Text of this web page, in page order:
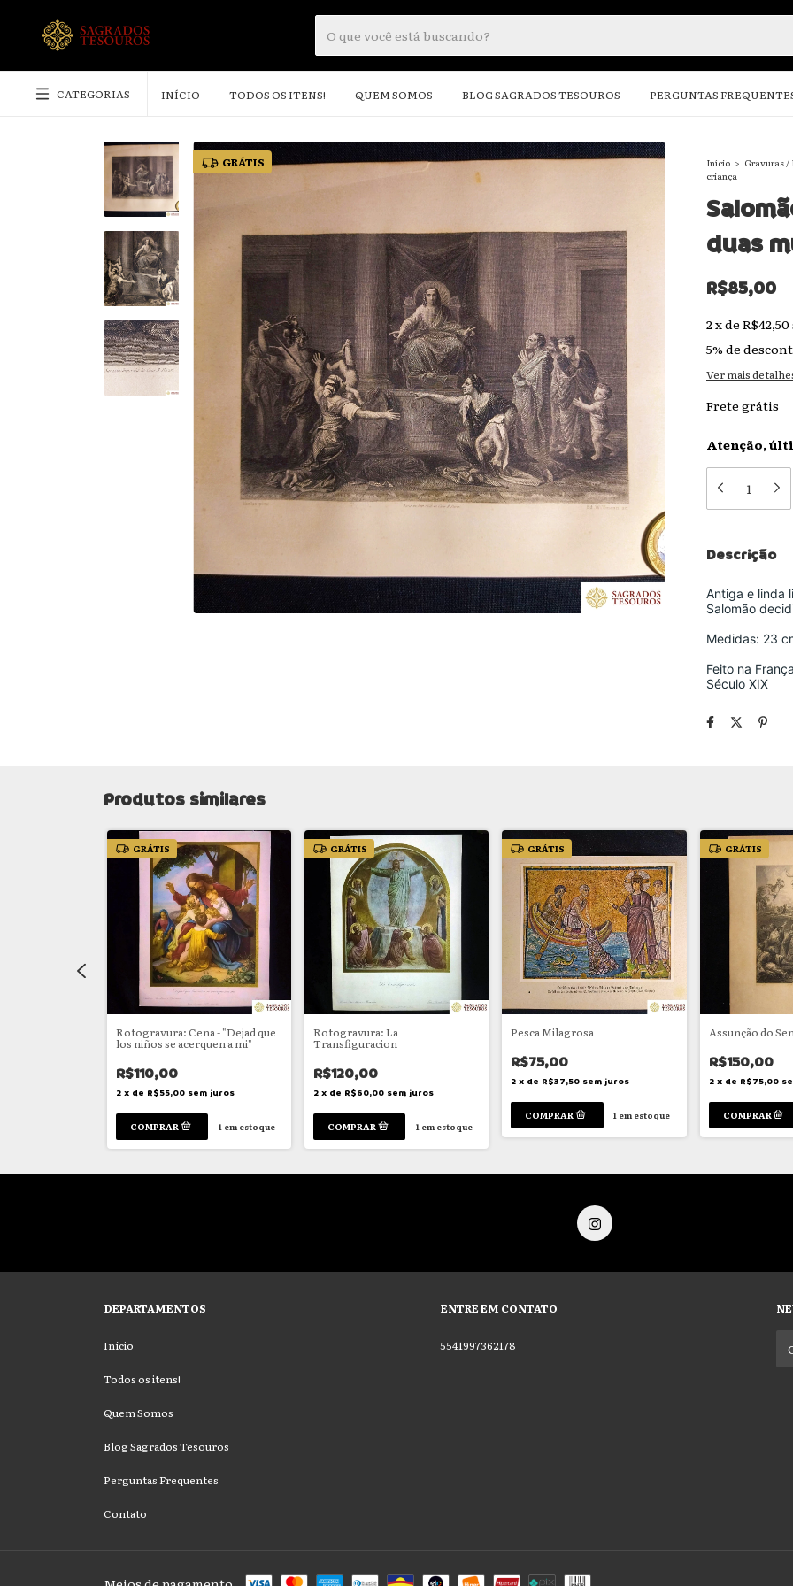
CATEGORIAS INÍCIO TODOS OS ITENS! QUEM SOMOS BLOG SAGRADOS TESOUROS PERGUNTAS
GRÁTIS Início > Gravuras /
criança
duas
R$85,00
2xde R$42,50
5% de
Ver mais
Frete grátis
Atenção,
Descrição
Antiga e linda
Salomão
Medidas: 23
Feito na França
Século XIX
Produtos similares
GRÁTIS
Rotogravura: Cena - "Dejad que
los niños se acerquen a mi"
R$110,00
2 x de R$55,00 sem juros
1em estoque
GRÁTIS
Rotogravura: La
Transfiguracion
R$120,00
2 x de R$60,00 sem juros
1em estoque
GRÁTIS
Pesca Milagrosa
R$75,00
2 x de R$37,50 sem juros
1 em estoque
GRÁTIS
Assunção do
R$150,00
2 x de R$75,00
DEPARTAMENTOS
Início
Todos os itens!
Quem Somos
Blog Sagrados Tesouros
Perguntas Frequentes
Contato
ENTRE EM CONTATO
5541997362178